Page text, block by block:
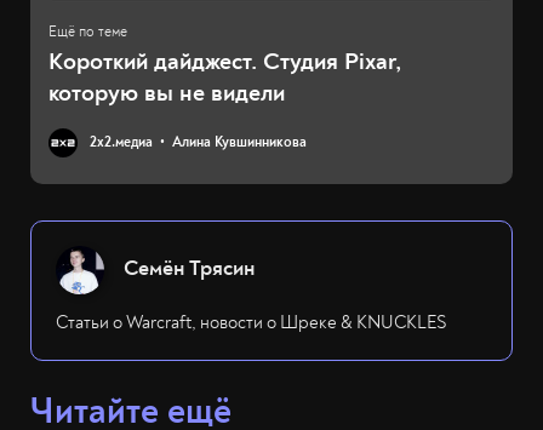
Короткий дайджест. Студия Pixar,
которую вы не видели
2х2.медиа Алина Кувшинникова
Семён Трясин
Статьи о Warcraft, новости о Шреке & KNUCKLES
Читайте ещё